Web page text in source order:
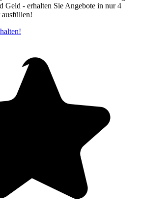
Geld - erhalten Sie Angebote in nur 4